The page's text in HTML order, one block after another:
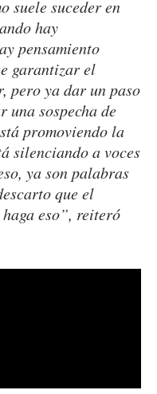
suele suceder en
hay
pensamiento
garantizar el
pero ya dar un paso
una sospecha de
promoviendo la
silenciando a voces
ya son palabras
que el
eso”, reiteró